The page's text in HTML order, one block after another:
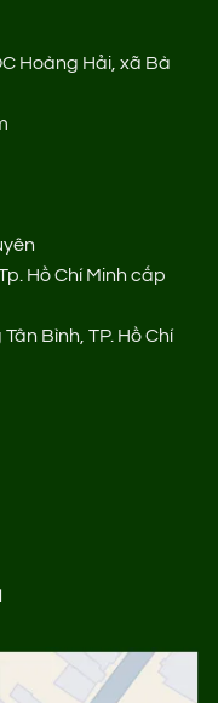
Hoàng Hải, xã Bà
Hồ Chí Minh cấp
Bình, TP. Hồ Chí